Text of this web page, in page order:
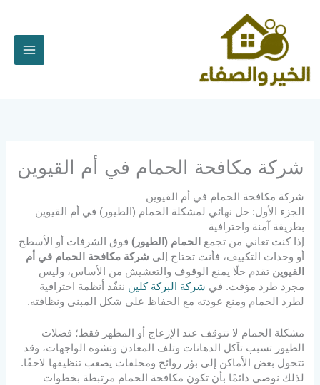
المحتوى
شركة مكافحة الحمام في أم القيوين
شركة مكافحة الحمام في أم القيوين
الجزء الأول: حل نهائي لمشكلة الحمام (الطيور) في أم القيوين
بطريقة آمنة واحترافية
إذا كنت تعاني من تجمع
الحمام (الطيور) فوق الشرفات أو الأسطح
أو وحدات التكييف، فأنت تحتاج إلى شركة مكافحة الحمام في أم
القيوين تقدم حلًا يمنع الوقوف والتعشيش من الأساس، وليس
مجرد طرد مؤقت. في شركة البركة كلين ننفّذ أنظمة احترافية
لطرد الحمام ومنع عودته مع الحفاظ على شكل المبنى ونظافته.
مشكلة الحمام لا تتوقف عند الإزعاج أو المظهر فقط؛ فضلات
الطيور تسبب تآكل الدهانات وتلف المعادن وتشوه الواجهات، وقد
تتحول بعض الأماكن إلى بؤر روائح ومخلفات يصعب تنظيفها لاحقًا.
لذلك نوصي دائمًا بأن تكون مكافحة الحمام مرتبطة بخطوات